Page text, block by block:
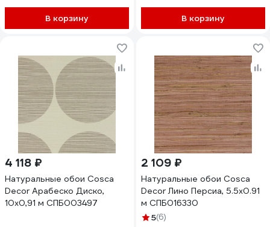
В корзину В корзину
4 118 ₽
Натуральные обои Cosca
Decor Арабеско Диско,
10x0,91 м СПБ003497
2 109 ₽
Натуральные обои Cosca
Decor Лино Персиа, 5.5x0.91
м СПБ016330
5(6)